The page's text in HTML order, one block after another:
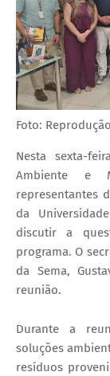
Foto: Reprodução
Nesta sexta-
Ambiente e
representantes
da
discutir a
programa. O
da Sema,
reunião.
Durante a
soluções
resíduos